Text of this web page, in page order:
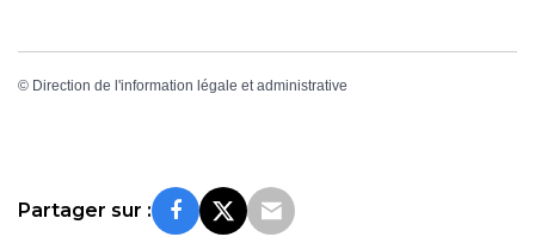
© Direction de l'information légale et administrative
Partager sur :